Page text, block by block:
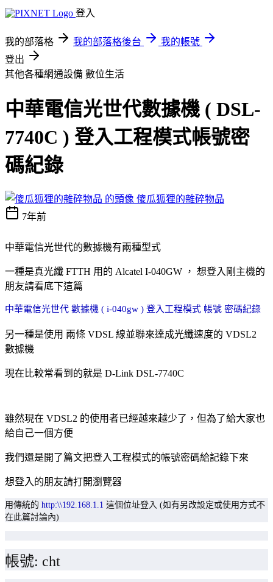
登入
我的部落格 我的部落格後台
我的帳號
登出
其他各種網通設備 數位生活
中華電信光世代數據機 ( DSL-
7740C ) 登入工程模式帳號密
碼紀錄
傻瓜狐狸的雜碎物品
7年前
中華電信光世代的數據機有兩種型式
一種是真光纖 FTTH 用的 Alcatel I-040GW ， 想登入剛主機的
朋友請看底下這篇
中華電信光世代 數據機 ( i-040gw ) 登入工程模式 帳號 密碼紀錄
另一種是使用 兩條 VDSL 線並聯來達成光纖速度的 VDSL2
數據機
現在比較常看到的就是 D-Link DSL-7740C
雖然現在 VDSL2 的使用者已經越來越少了，但為了給大家也
給自己一個方便
我們還是開了篇文把登入工程模式的帳號密碼給記錄下來
想登入的朋友請打開瀏覽器
用傳統的 http:\\192.168.1.1 這個位址登入 (如有另改設定或使用方式不
在此篇討論內)
帳號: cht